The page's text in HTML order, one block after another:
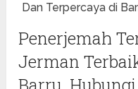
Dan Terpercaya di
Penerjemah
Jerman